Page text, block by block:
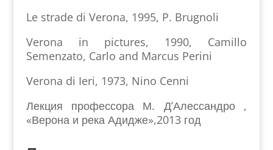
Le strade di Verona, 1995, P. Brugnoli
Verona in pictures, 1990, Camillo
Semenzato, Carlo and Marcus Perini
Verona di Ieri, 1973, Nino Cenni
Лекция профессора М. Д’Алессандро ,
«Верона и река Адидже»,2013 год